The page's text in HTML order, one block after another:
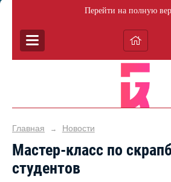
Перейти на полную
Главная → Новости
Мастер-класс по
студентов